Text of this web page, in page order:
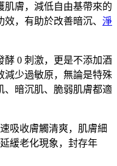
肌膚，減低自由基帶來的
，有助於改善暗沉、 淨
酵 0 刺激，更是不添加酒
減少過敏原，無論是特殊
、暗沉肌、脆弱肌膚都適
吸收膚觸清爽，肌膚細
緩老化現象，封存年